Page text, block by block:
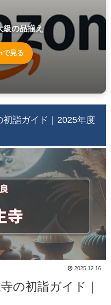
級の品揃え
で見る
詣ガイド｜2025年度
2025.12.16
の初詣ガイド｜